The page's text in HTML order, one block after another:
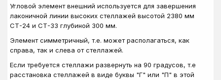
Угловой элемент внешний используется для завершения
лаконичной линии высоких стеллажей высотой 2380 мм
СТ-24 и СТ-33 глубиной 300 мм.
Элемент симметричный, т.е. может располагаться, как
справа, так и слева от стеллажей.
Если требуется стеллажи развернуть на 90 градусов, т.е
расстановка стеллажей в виде буквы "Г" или "П" в этой